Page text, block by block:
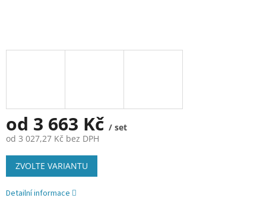
od 3 663 Kč / set
od 3 027,27 Kč bez DPH
Měrná
cena:
ZVOLTE VARIANTU
Detailní informace